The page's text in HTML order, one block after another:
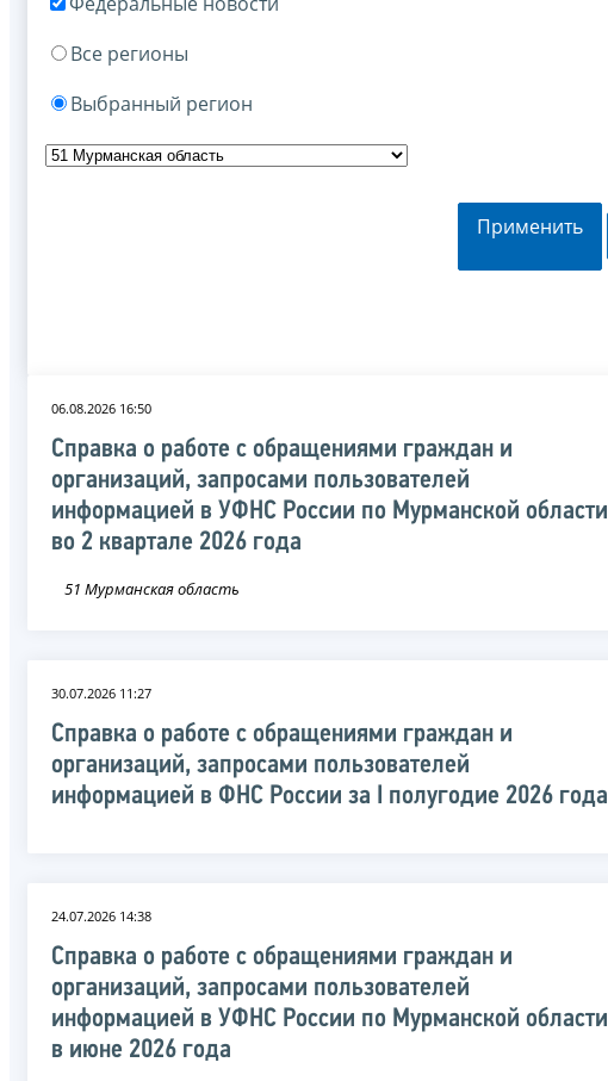
Все регионы
Выбранный регион
Применить
06.08.2026 16:50
Справка о работе с обращениями граждан и
организаций, запросами пользователей
информацией в УФНС России по Мурманской области
во 2 квартале 2026 года
51 Мурманская область
30.07.2026 11:27
Справка о работе с обращениями граждан и
организаций, запросами пользователей
информацией в ФНС России за I полугодие 2026 года
24.07.2026 14:38
Справка о работе с обращениями граждан и
организаций, запросами пользователей
информацией в УФНС России по Мурманской области
в июне 2026 года